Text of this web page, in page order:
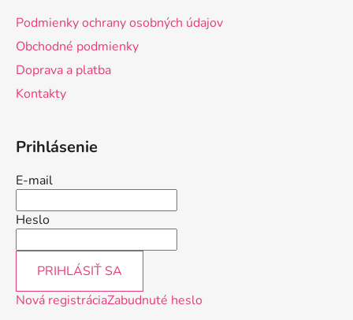
Podmienky ochrany osobných údajov
Obchodné podmienky
Doprava a platba
Kontakty
Prihlásenie
E-mail
Heslo
PRIHLÁSIŤ SA
Nová registráciaZabudnuté heslo